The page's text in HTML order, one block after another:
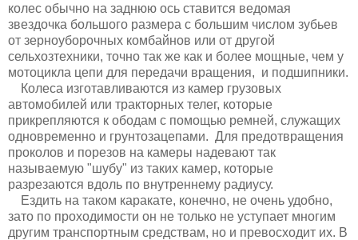
колес обычно на заднюю ось ставится ведомая
звездочка большого размера с большим числом зубьев
от зерноуборочных комбайнов или от другой
сельхозтехники, точно так же как и более мощные, чем у
мотоцикла цепи для передачи вращения, и подшипники.
Колеса изготавливаются из камер грузовых
автомобилей или тракторных телег, которые
прикрепляются к ободам с помощью ремней, служащих
одновременно и грунтозацепами. Для предотвращения
проколов и порезов на камеры надевают так
называемую "шубу" из таких камер, которые
разрезаются вдоль по внутреннему радиусу.
Ездить на таком каракате, конечно, не очень удобно,
зато по проходимости он не только не уступает многим
другим транспортным средствам, но и превосходит их. В